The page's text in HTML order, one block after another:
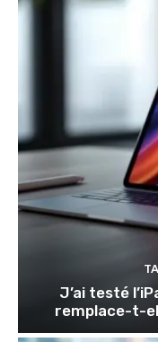
J’ai testé
remplace-t-